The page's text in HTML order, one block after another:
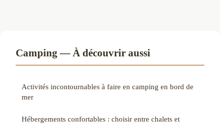
Camping — À découvrir aussi
Activités incontournables à faire en camping en bord de
mer
Hébergements confortables : choisir entre chalets et